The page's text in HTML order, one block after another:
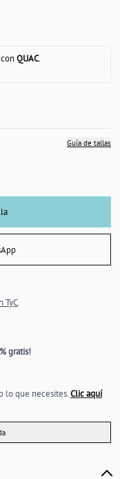
QUAC.
Guía de tallas
TyC.
gratis!
lo que necesites.Clic aquí